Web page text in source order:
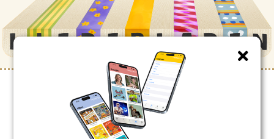
Kinderlieder zum Thema
”Tiger”